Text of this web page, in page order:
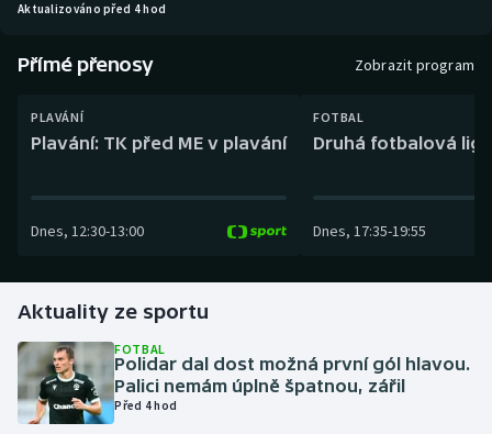
Dostihy
Futsal
Gymnastika
Házená
Aktualizováno před 4 hod
Přímé přenosy Zobrazit program
PLAVÁNÍ
Plavání: TK před ME v plavání
Dnes, 12:30-13:00
FOTBAL
Druhá fotbalová
Dnes, 17:35-19:55
Aktuality ze sportu
FOTBAL
Polidar dal dost možná první gól hlavou.
Palici nemám úplně špatnou, zářil
Před 4 hod